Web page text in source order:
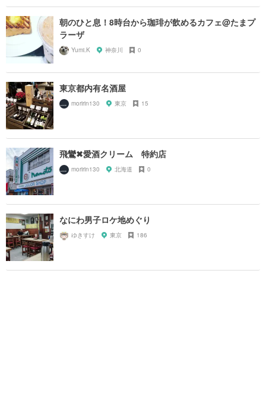
朝のひと息！8時台から珈琲が飲めるカフェ@たまプ
ラーザ
Yumi.K 神奈川 0
東京都内有名酒屋
moririn130 東京 15
飛鸞✖愛酒クリーム 特約店
moririn130 北海道 0
なにわ男子ロケ地めぐり
ゆきすけ 東京 186